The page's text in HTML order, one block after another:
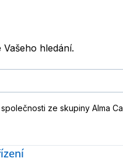
hledání.
ze skupiny Alma